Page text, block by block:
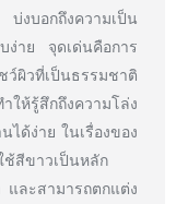
งบอกถึงความเป็น
ง่าย จุดเด่นคือการ
ผิวที่เป็นธรรมชาติ
ให้รู้สึกถึงความโล่ง
ด้ง่าย ในเรื่องของ
ช้สีขาวเป็นหลัก
ละสามารถตกแต่ง